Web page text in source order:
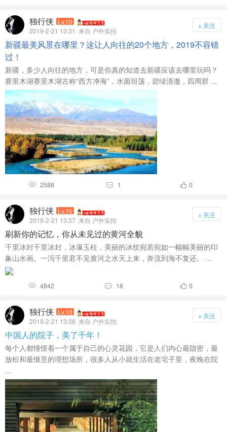
独行侠 Lv.10
2019-2-21 13:31 来自 户外实拍
+ 关注
新疆最美风景在哪里？这让人向往的20个地方，2019不容错
过！
新疆，多少人向往的地方，可是你真的知道去新疆应该去哪里玩吗？
赛里木湖赛里木湖古称“西方净海”，水面坦荡，碧绿清澈，四周群 ...
 2588  1  0
独行侠 Lv.10
2019-2-21 13:37 来自 户外实拍
+ 关注
刷新你的记忆，你从未见过的黄河全貌
千里冰封千里冰封，冰瀑玉柱，美丽的冰纹宛若宛如一幅幅美丽的印
象山水画。一泻千里君不见黄河之水天上来，奔流到海不复还。 ...
 4842  18  0
独行侠 Lv.10
2019-2-21 13:38 来自 户外实拍
+ 关注
中国人的院子，美了千年！
每个人都憧憬着一个属于自己的心灵花园，它是人们内心最隐密，最
放松和最惬意的理想场所，很多人从小就生活在老宅子里，夜晚在院
...